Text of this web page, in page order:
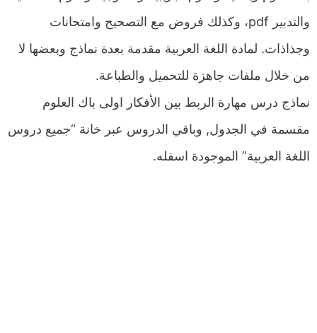
والتدبير pdf، وكذلك فروض مع التصحيح وامتحانات
وجذاذات. لمادة اللغة العربية مقدمة بعدة نماذج وبعضها لا
من خلال ملفات جاهزة للتحميل والطباعة.
نماذج درس مهارة الربط بين الأفكار اولى باك العلوم
مقسمة في الجدول, وباقي الدروس عبر خانة “جميع دروس
اللغة العربية” الموجودة اسفله.